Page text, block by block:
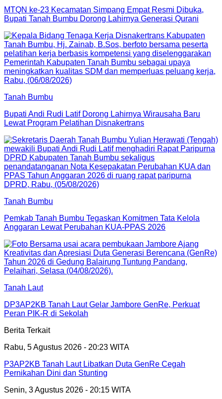
MTQN ke-23 Kecamatan Simpang Empat Resmi Dibuka,
Bupati Tanah Bumbu Dorong Lahirnya Generasi Qurani
Tanah Bumbu
Bupati Andi Rudi Latif Dorong Lahirnya Wirausaha Baru
Lewat Program Pelatihan Disnakertrans
Tanah Bumbu
Pemkab Tanah Bumbu Tegaskan Komitmen Tata Kelola
Anggaran Lewat Perubahan KUA-PPAS 2026
Tanah Laut
DP3AP2KB Tanah Laut Gelar Jambore GenRe, Perkuat
Peran PIK-R di Sekolah
Berita Terkait
Rabu, 5 Agustus 2026 - 20:23 WITA
P3AP2KB Tanah Laut Libatkan Duta GenRe Cegah
Pernikahan Dini dan Stunting
Senin, 3 Agustus 2026 - 20:15 WITA